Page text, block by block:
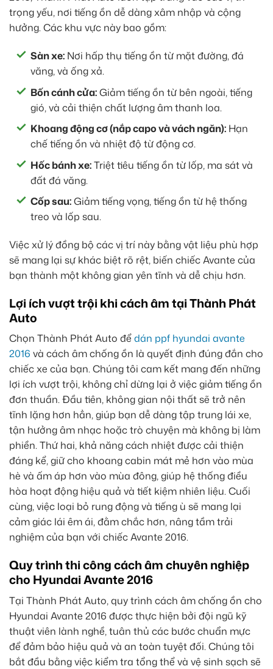
trọng yếu, nơi tiếng ồn dễ dàng xâm nhập và cộng
hưởng. Các khu vực này bao gồm:
Sàn xe: Nơi hấp thụ tiếng ồn từ mặt đường, đá
văng, và ống xả.
Bốn cánh cửa:Giảm tiếng ồn từ bên ngoài, tiếng
gió, và cải thiện chất lượng âm thanh loa.
Khoang động cơ (nắp capo và vách ngăn): Hạn
chế tiếng ồn và nhiệt độ từ động cơ.
Hốc bánh xe:Triệt tiêu tiếng ồn từ lốp, ma sát và
đất đá văng.
Cốp sau:Giảm tiếng vọng, tiếng ồn từ hệ thống
treo và lốp sau.
Việc xử lý đồng bộ các vị trí này bằng vật liệu phù hợp
sẽ mang lại sự khác biệt rõ rệt, biến chiếc Avante của
bạn thành một không gian yên tĩnh và dễ chịu hơn.
Lợi ích vượt trội khi cách âm tại Thành Phát
Auto
Chọn Thành Phát Auto đểdán ppf hyundai avante
2016 và cách âm chống ồn là quyết định đúng đắn cho
chiếc xe của bạn. Chúng tôi cam kết mang đến những
lợi ích vượt trội, không chỉ dừng lại ở việc giảm tiếng ồn
đơn thuần. Đầu tiên, không gian nội thất sẽ trở nên
tĩnh lặng hơn hẳn, giúp bạn dễ dàng tập trung lái xe,
tận hưởng âm nhạc hoặc trò chuyện mà không bị làm
phiền. Thứ hai, khả năng cách nhiệt được cải thiện
đáng kể, giữ cho khoang cabin mát mẻ hơn vào mùa
hè và ấm áp hơn vào mùa đông, giúp hệ thống điều
hòa hoạt động hiệu quả và tiết kiệm nhiên liệu. Cuối
cùng, việc loại bỏ rung động và tiếng ù sẽ mang lại
cảm giác lái êm ái, đằm chắc hơn, nâng tầm trải
nghiệm của bạn với chiếc Avante 2016.
Quy trình thi công cách âm chuyên nghiệp
cho Hyundai Avante 2016
Tại Thành Phát Auto, quy trình cách âm chống ồn cho
Hyundai Avante 2016 được thực hiện bởi đội ngũ kỹ
thuật viên lành nghề, tuân thủ các bước chuẩn mực
để đảm bảo hiệu quả và an toàn tuyệt đối. Chúng tôi
bắt đầu bằng việc kiểm tra tổng thể và vệ sinh sạch sẽ